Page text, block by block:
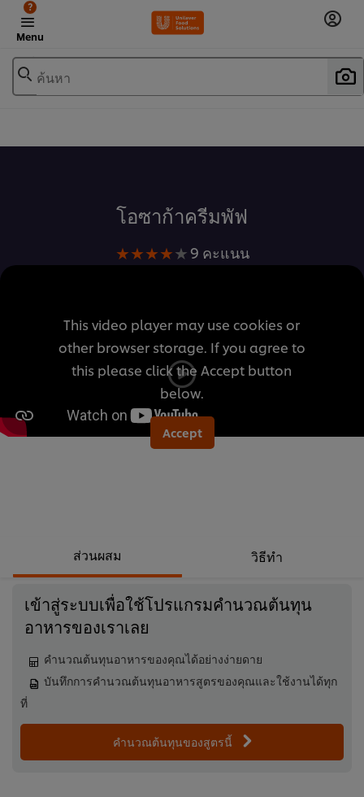
Menu
?
ค้นหา
โอซาก้าครีมพัฟ
คะแนน
เฉลี่ย
ซาก้
า
ครีม
พัฟ
นี้
คือ
9
9 คะแนน
This video player may use cookies or
other browser storage. If you agree to
this please click the Accept button
below.
Accept
ส่วนผสม วิธีทำ
เข้าสู่ระบบเพื่อใช้โปรแกรมคำนวณต้นทุน
อาหารของเราเลย
คำนวณต้นทุนอาหารของคุณได้อย่างง่ายดาย
บันทึกการคำนวณต้นทุนอาหารสูตรของคุณและใช้งานได้ทุก
ที่
คำนวณต้นทุนของสูตรนี้